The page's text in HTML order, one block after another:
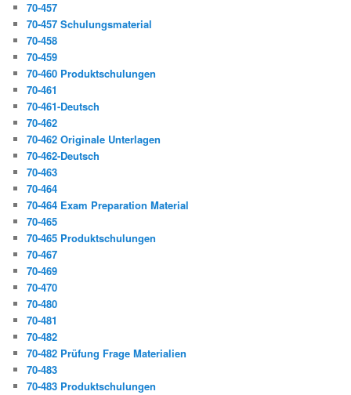
70-457
70-457 Schulungsmaterial
70-458
70-459
70-460 Produktschulungen
70-461
70-461-Deutsch
70-462
70-462 Originale Unterlagen
70-462-Deutsch
70-463
70-464
70-464 Exam Preparation Material
70-465
70-465 Produktschulungen
70-467
70-469
70-470
70-480
70-481
70-482
70-482 Prüfung Frage Materialien
70-483
70-483 Produktschulungen